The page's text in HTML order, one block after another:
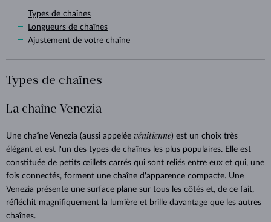
Types de chaînes
Longueurs de chaînes
Ajustement de votre chaîne
Types de chaînes
La chaîne Venezia
Une chaîne Venezia (aussi appelée vénitienne) est un choix très
élégant et est l'un des types de chaînes les plus populaires. Elle est
constituée de petits œillets carrés qui sont reliés entre eux et qui, une
fois connectés, forment une chaîne d'apparence compacte. Une
Venezia présente une surface plane sur tous les côtés et, de ce fait,
réfléchit magnifiquement la lumière et brille davantage que les autres
chaînes.